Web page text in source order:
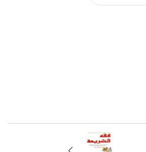
الجدال والنقاش بروح
الحقّ أو حرصاً على